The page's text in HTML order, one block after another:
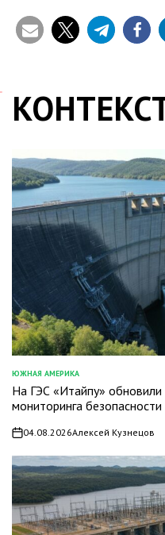
ОПУБЛИКОВАНО
В
ЮЖНАЯ АМЕРИКА
На ГЭС «Итайпу»
мониторинга безопасности
on04.08.2026Алексей Кузнецов